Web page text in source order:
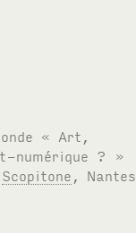
« Art,
numérique ? »
Scopitone , Nantes